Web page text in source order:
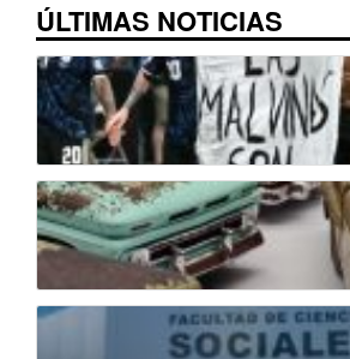
ÚLTIMAS NOTICIAS